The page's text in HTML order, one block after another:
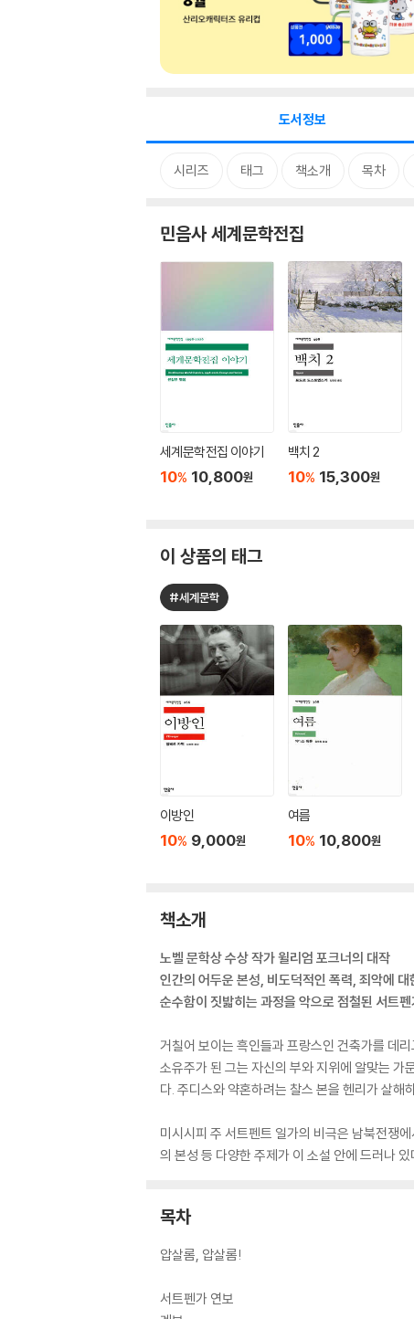
도서정보
시리즈 태그 책소개 목차
민음사 세계문학전집
세계문학전집 이야기
10% 10,800원
백치 2
10% 15,300원
이 상품의 태그
#세계문학
이방인
10% 9,000원
여름
10% 10,800원
책소개
노벨 문학상 수상 작가 윌리엄 포크너의 대작
인간의 어두운 본성, 비도덕적인 폭력, 죄악에 대
순수함이 짓밟히는 과정을 악으로 점철된 서트
거칠어 보이는 흑인들과 프랑스인 건축가를 데
소유주가 된 그는 자신의 부와 지위에 알맞는 가
다. 주디스와 약혼하려는 찰스 본을 헨리가 살해
미시시피 주 서트펜트 일가의 비극은 남북전쟁
의 본성 등 다양한 주제가 이 소설 안에 드러나
목차
압살롬, 압살롬!
서트펜가 연보